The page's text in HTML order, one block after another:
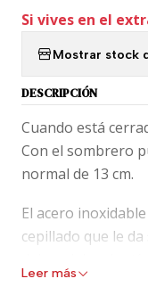
Si vives en el
Mostrar stock
DESCRIPCIÓN
Cuando está
Con el sombrero
normal de 13 cm.
El acero
cepillado que le
ligeramente el
Leer más